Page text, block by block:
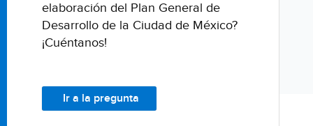
elaboración del Plan General de
Desarrollo de la Ciudad de México?
¡Cuéntanos!
Ir a la pregunta